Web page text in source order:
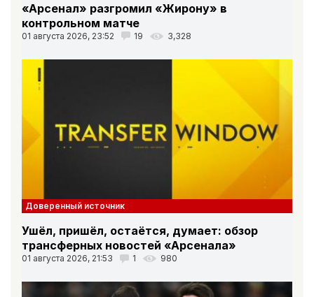
«Арсенал» разгромил «Жирону» в
контрольном матче
01 августа 2026, 23:52 19 3,328
Доверенный источник
Ушёл, пришёл, остаётся, думает: обзор
трансферных новостей «Арсенала»
01 августа 2026, 21:53 1 980